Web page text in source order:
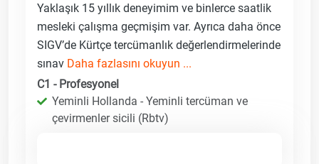
Yaklaşık 15 yıllık deneyimim ve binlerce saatlik
mesleki çalışma geçmişim var. Ayrıca daha önce
SIGV’de Kürtçe tercümanlık değerlendirmelerinde
sınav Daha fazlasını okuyun ...
C1 - Profesyonel
Yeminli Hollanda - Yeminli tercüman ve
çevirmenler sicili (Rbtv)